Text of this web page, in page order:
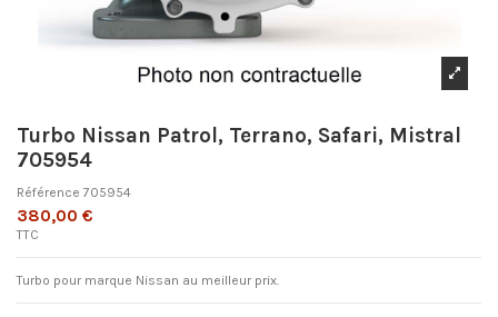
Turbo Nissan Patrol, Terrano, Safari, Mistral
705954
Référence 705954
380,00 €
TTC
Turbo pour marque Nissan au meilleur prix.